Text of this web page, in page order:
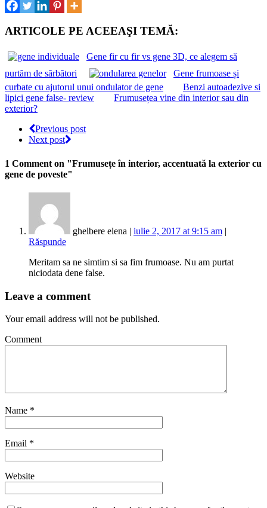
ARTICOLE PE ACEEAŞI TEMĂ:
Gene fir cu fir vs gene 3D, ce alegem să
purtăm de sărbători
Gene frumoase și
curbate cu ajutorul unui ondulator de gene
Benzi autoadezive si
lipici gene false- review
Frumusețea vine din interior sau din
exterior?
Previous post
Next post
1 Comment on "Frumusețe în interior, accentuată la exterior cu
gene de poveste"
ghelbere elena | iulie 2, 2017 at 9:15 am |
Răspunde
Meritam sa ne simtim si sa fim frumoase. Nu am purtat
niciodata dene false.
Leave a comment
Your email address will not be published.
Comment
Name *
Email *
Website